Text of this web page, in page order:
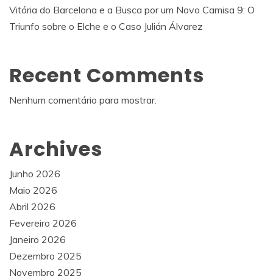
Vitória do Barcelona e a Busca por um Novo Camisa 9: O
Triunfo sobre o Elche e o Caso Julián Álvarez
Recent Comments
Nenhum comentário para mostrar.
Archives
Junho 2026
Maio 2026
Abril 2026
Fevereiro 2026
Janeiro 2026
Dezembro 2025
Novembro 2025